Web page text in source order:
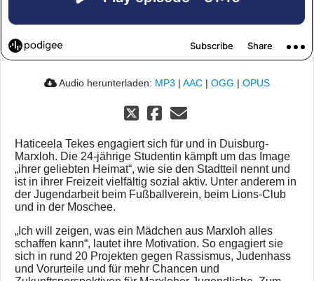
Audio herunterladen: MP3 | AAC | OGG | OPUS
Haticeela Tekes engagiert sich für und in Duisburg-
Marxloh. Die 24-jährige Studentin kämpft um das Image
„ihrer geliebten Heimat“, wie sie den Stadtteil nennt und
ist in ihrer Freizeit vielfältig sozial aktiv. Unter anderem in
der Jugendarbeit beim Fußballverein, beim Lions-Club
und in der Moschee.
„Ich will zeigen, was ein Mädchen aus Marxloh alles
schaffen kann“, lautet ihre Motivation. So engagiert sie
sich in rund 20 Projekten gegen Rassismus, Judenhass
und Vorurteile und für mehr Chancen und